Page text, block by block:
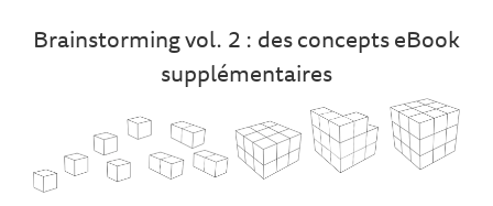
Brainstorming vol. 2 : des concepts eBook
supplémentaires